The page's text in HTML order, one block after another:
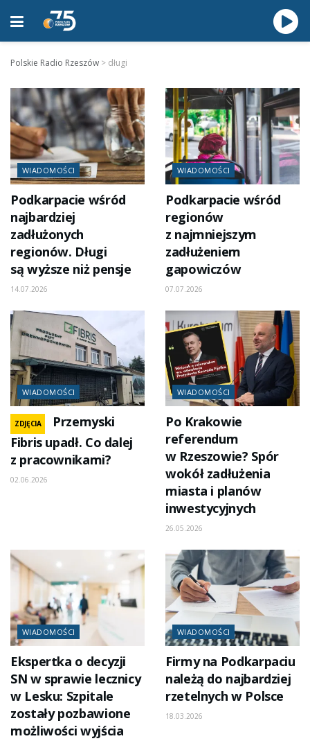
Polskie Radio Rzeszów > długi
WIADOMOŚCI
Podkarpacie wśród
najbardziej
zadłużonych
regionów. Długi
są wyższe niż pensje
14.07.2026
WIADOMOŚCI
Podkarpacie wśród
regionów
z najmniejszym
zadłużeniem
gapowiczów
07.07.2026
WIADOMOŚCI
ZDJĘCIA
Przemyski
Fibris upadł. Co dalej
z pracownikami?
02.06.2026
WIADOMOŚCI
Po Krakowie
referendum
w Rzeszowie? Spór
wokół zadłużenia
miasta i planów
inwestycyjnych
26.05.2026
WIADOMOŚCI
Ekspertka o decyzji
SN w sprawie lecznicy
w Lesku: Szpitale
zostały pozbawione
możliwości wyjścia
WIADOMOŚCI
Firmy na Podkarpaciu
należą do najbardziej
rzetelnych w Polsce
18.03.2026